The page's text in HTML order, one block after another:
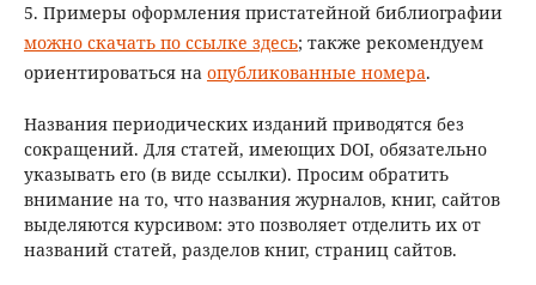
5. Примеры оформления пристатейной библиографии
можно скачать по ссылке здесь; также рекомендуем
ориентироваться на опубликованные номера.
Названия периодических изданий приводятся без
сокращений. Для статей, имеющих DOI, обязательно
указывать его (в виде ссылки). Просим обратить
внимание на то, что названия журналов, книг, сайтов
выделяются курсивом: это позволяет отделить их от
названий статей, разделов книг, страниц сайтов.